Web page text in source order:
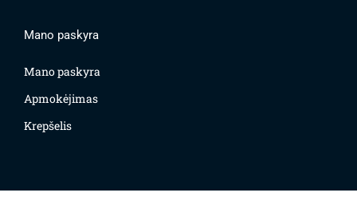
Mano paskyra
Mano paskyra
Apmokėjimas
Krepšelis